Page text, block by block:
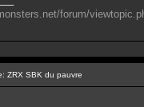
forum/
ZRX SBK du pauvre